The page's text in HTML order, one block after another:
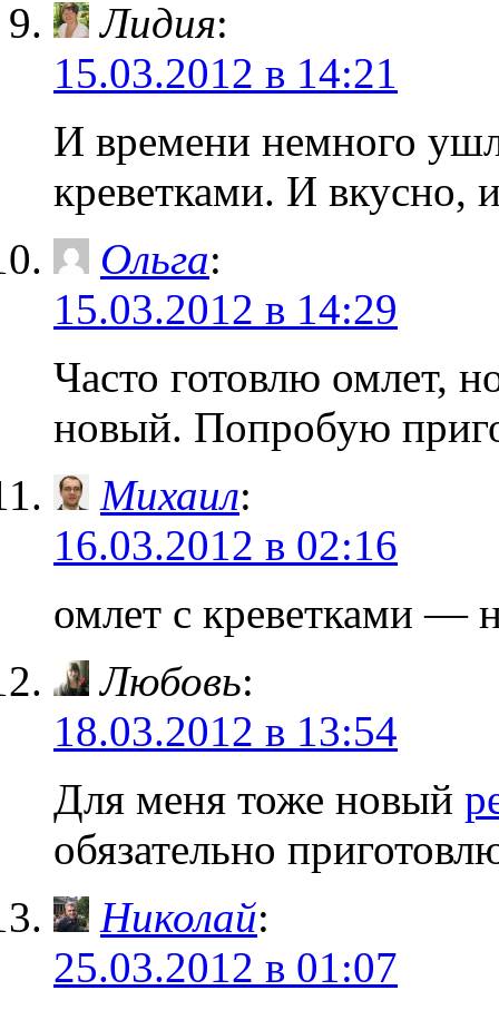
Лидия:
15.03.2012 в 14:21
И времени немного
креветками. И вкусно,
Ольга:
15.03.2012 в 14:29
Часто готовлю омлет,
новый. Попробую
Михаил:
16.03.2012 в 02:16
омлет с креветками —
Любовь:
18.03.2012 в 13:54
Для меня тоже новый
обязательно
Николай:
25.03.2012 в 01:07